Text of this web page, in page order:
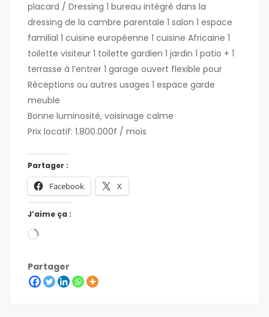
placard / Dressing 1 bureau intégré dans la
dressing de la cambre parentale 1 salon 1 espace
familial 1 cuisine européenne 1 cuisine Africaine 1
toilette visiteur 1 toilette gardien 1 jardin 1 patio + 1
terrasse à l’entrer 1 garage ouvert flexible pour
Réceptions ou autres usages 1 espace garde
meuble
Bonne luminosité, voisinage calme
Prix locatif: 1.800.000f / mois
Partager :
Facebook X
J’aime ça :
Partager